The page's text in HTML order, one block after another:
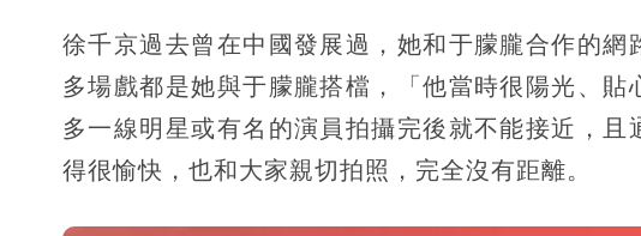
徐千京過去曾在中國發展過，她和于朦朧合作的
多場戲都是她與于朦朧搭檔，「他當時很陽光、
多一線明星或有名的演員拍攝完後就不能接近，
得很愉快，也和大家親切拍照，完全沒有距離。